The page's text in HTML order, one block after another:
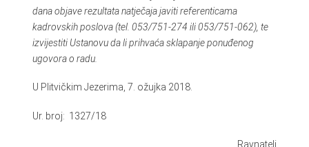
dana objave rezultata natječaja javiti referenticama
kadrovskih poslova (tel. 053/751-274 ili 053/751-062), te
izvijestiti Ustanovu da li prihvaća sklapanje ponuđenog
ugovora o radu.
U Plitvičkim Jezerima, 7. ožujka 2018.
Ur. broj: 1327/18
Ravnatelj